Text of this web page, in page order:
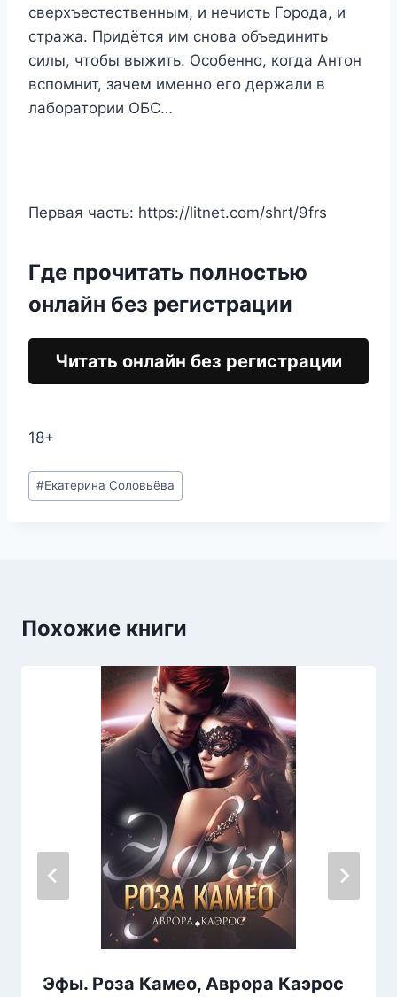
сверхъестественным, и нечисть Города, и
стража. Придётся им снова объединить
силы, чтобы выжить. Особенно, когда Антон
вспомнит, зачем именно его держали в
лаборатории ОБС…
Первая часть: https://litnet.com/shrt/9frs
Где прочитать полностью
онлайн без регистрации
Читать онлайн без регистрации
18+
Метки
записи:
#Екатерина Соловьёва
Похожие книги
Эфы. Роза Камео, Аврора Каэрос